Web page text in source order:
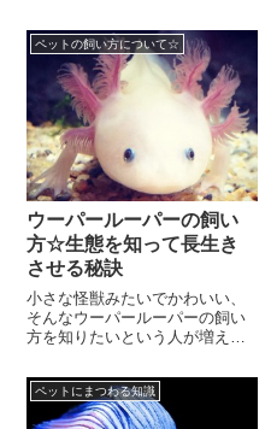
しい日本の気候に順応...
ペットの飼い方について☆
ウーパールーパーの飼い
方☆生態を知って長生き
させる秘訣
小さな怪獣みたいでかわいい、
そんなウーパールーパーの飼い
方を知りたいという人が増えて
じの、キャラクターっぽい、あ
の顔は見たことはあり...
ペットにまつわる知識